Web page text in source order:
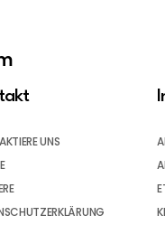
UNS